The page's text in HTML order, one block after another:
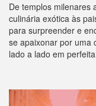
De templos milenares
culinária exótica às
para surpreender e
se apaixonar por uma
lado a lado em